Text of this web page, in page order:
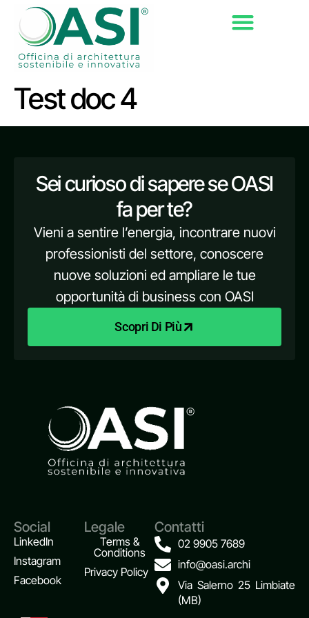
Test doc 4
Sei curioso di sapere se OASI
fa per te?
Vieni a sentire l’energia, incontrare nuovi
professionisti del settore, conoscere
nuove soluzioni ed ampliare le tue
opportunità di business con OASI
Scopri Di Più
Social
LinkedIn
Instagram
Facebook
Legale
Terms &
Conditions
Privacy Policy
Contatti
02 9905 7689
info@oasi.archi
Via Salerno 25 Limbiate
(MB)